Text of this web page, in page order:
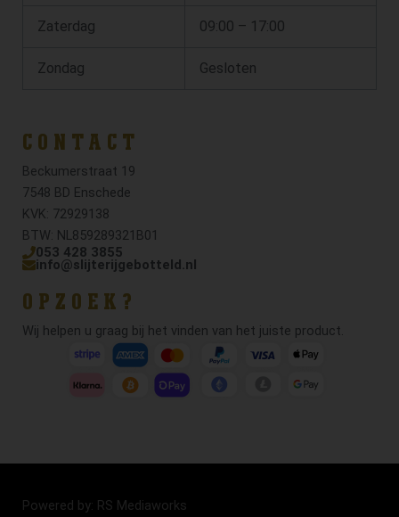
Zaterdag 09:00 – 17:00
Zondag Gesloten
CONTACT
Beckumerstraat 19
7548 BD Enschede
KVK: 72929138
BTW: NL859289321B01
053 428 3855
info@slijterijgebotteld.nl
OPZOEK?
Wij helpen u graag bij het vinden van het juiste product.
Powered by: RS Mediaworks